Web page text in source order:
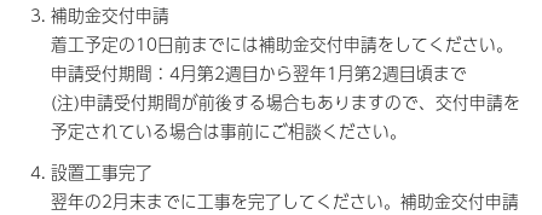
補助金交付申請
着工予定の10日前までには補助金交付申請をしてください。
申請受付期間：4月第2週目から翌年1月第2週目頃まで
(注)申請受付期間が前後する場合もありますので、交付申請を
予定されている場合は事前にご相談ください。
設置工事完了
翌年の2月末までに工事を完了してください。補助金交付申請